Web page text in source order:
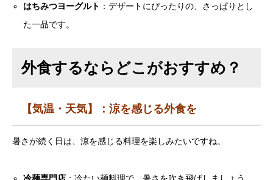
はちみつヨーグルト ：デザートにぴったりの、さっぱりとし
た一品です。
外食するならどこがおすすめ？
【気温・天気】：涼を感じる外食を
暑さが続く日は、涼を感じる料理を楽しみたいですね。
冷麺専門店 ：冷たい麺料理で、暑さを吹き飛ばしましょう。